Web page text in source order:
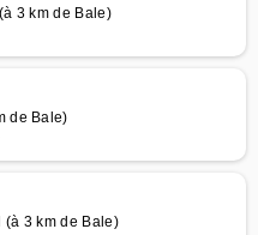
3 km de Bale)
de Bale)
(à 3 km de Bale)